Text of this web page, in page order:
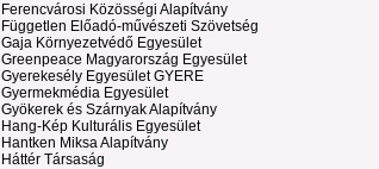
Ferencvárosi Közösségi Alapítvány
Független Előadó-művészeti Szövetség
Gaja Környezetvédő Egyesület
Greenpeace Magyarország Egyesület
Gyerekesély Egyesület GYERE
Gyermekmédia Egyesület
Gyökerek és Szárnyak Alapítvány
Hang-Kép Kulturális Egyesület
Hantken Miksa Alapítvány
Háttér Társaság